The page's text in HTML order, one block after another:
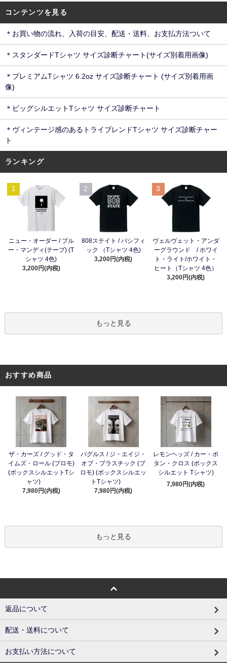
コンテンツを見る
＊お買い物の流れ、入荷の目安、配送・送料、お支払方法ついて
＊スタンダードTシャツ サイズ診断チャート(サイズ別着用画像)
＊プレミアムTシャツ 6.2oz サイズ診断チャート (サイズ別着用画
像)
＊ビッグシルエットTシャツ サイズ診断チャート
＊ヴィンテージ感のあるトライブレンドTシャツ サイズ診断チャー
ト
ランキング
1
ニュー・オーダー / ブル
ー・マンディ(テープ) (T
シャツ 4色)
3,200円(内税)
2
808ステイト / パシフィ
ック （Tシャツ 4色)
3,200円(内税)
3
ヴェルヴェット・アンダ
ーグラウンド / ホワイ
ト・ライト/ホワイト・
ヒート（Tシャツ 4色）
3,200円(内税)
もっと見る
おすすめ商品
ザ・カーズ / グッド・タ
イムズ・ロール (プロモ)
(ボックスシルエットTシ
ャツ)
7,980円(内税)
バグルス / ジ・エイジ・
オブ・プラスチック (プ
ロモ) (ボックスシルエッ
トTシャツ)
7,980円(内税)
レモンヘッズ / カー・ボ
タン・クロス (ボックス
シルエット Tシャツ)
7,980円(内税)
もっと見る
返品について
配送・送料について
お支払い方法について